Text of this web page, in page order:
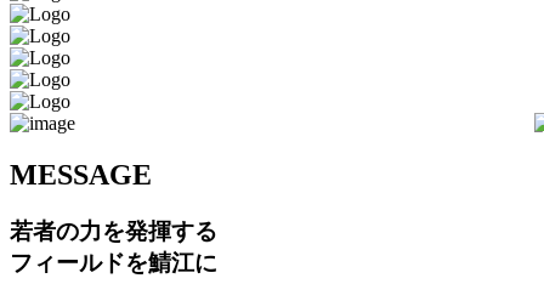
MESSAGE
若者の力を発揮する
フィールドを鯖江に